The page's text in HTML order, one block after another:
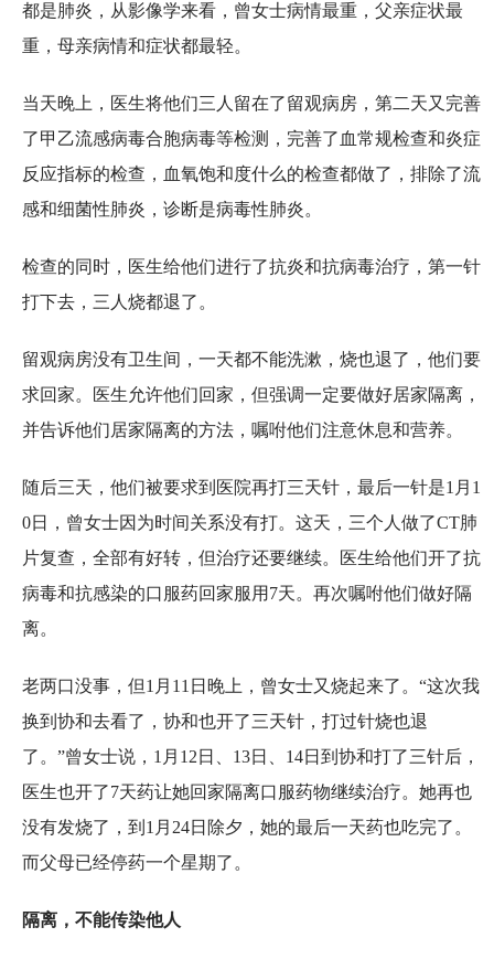
都是肺炎，从影像学来看，曾女士病情最重，父亲症状最
重，母亲病情和症状都最轻。
当天晚上，医生将他们三人留在了留观病房，第二天又完善
了甲乙流感病毒合胞病毒等检测，完善了血常规检查和炎症
反应指标的检查，血氧饱和度什么的检查都做了，排除了流
感和细菌性肺炎，诊断是病毒性肺炎。
检查的同时，医生给他们进行了抗炎和抗病毒治疗，第一针
打下去，三人烧都退了。
留观病房没有卫生间，一天都不能洗漱，烧也退了，他们要
求回家。医生允许他们回家，但强调一定要做好居家隔离，
并告诉他们居家隔离的方法，嘱咐他们注意休息和营养。
随后三天，他们被要求到医院再打三天针，最后一针是1月1
0日，曾女士因为时间关系没有打。这天，三个人做了CT肺
片复查，全部有好转，但治疗还要继续。医生给他们开了抗
病毒和抗感染的口服药回家服用7天。再次嘱咐他们做好隔
离。
老两口没事，但1月11日晚上，曾女士又烧起来了。“这次我
换到协和去看了，协和也开了三天针，打过针烧也退
了。”曾女士说，1月12日、13日、14日到协和打了三针后，
医生也开了7天药让她回家隔离口服药物继续治疗。她再也
没有发烧了，到1月24日除夕，她的最后一天药也吃完了。
而父母已经停药一个星期了。
隔离，不能传染他人